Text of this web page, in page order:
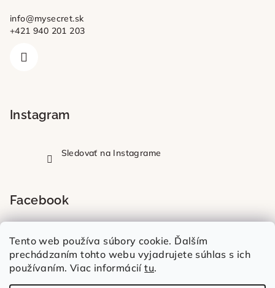
Tento web používa súbory cookie. Ďalším
prechádzaním tohto webu vyjadrujete súhlas s ich
používaním. Viac informáciítu.
info@mysecret.sk
+421 940 201 203
Instagram
Sledovať na Instagrame
Facebook